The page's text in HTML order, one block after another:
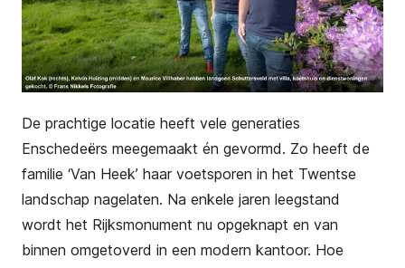
De prachtige locatie heeft vele generaties
Enschedeërs meegemaakt én gevormd. Zo heeft de
familie ‘Van Heek’ haar voetsporen in het Twentse
landschap nagelaten. Na enkele jaren leegstand
wordt het Rijksmonument nu opgeknapt en van
binnen omgetoverd in een modern kantoor. Hoe